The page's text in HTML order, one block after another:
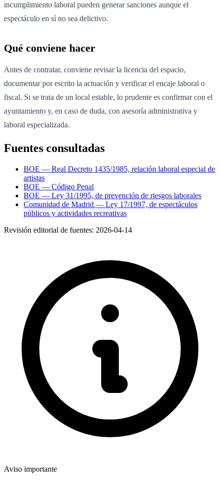
incumplimiento laboral pueden generar sanciones aunque el
espectáculo en sí no sea delictivo.
Qué conviene hacer
Antes de contratar, conviene revisar la licencia del espacio,
documentar por escrito la actuación y verificar el encaje laboral o
fiscal. Si se trata de un local estable, lo prudente es confirmar con el
ayuntamiento y, en caso de duda, con asesoría administrativa y
laboral especializada.
Fuentes consultadas
BOE — Real Decreto 1435/1985, relación laboral especial de
artistas
BOE — Código Penal
BOE — Ley 31/1995, de prevención de riesgos laborales
Comunidad de Madrid — Ley 17/1997, de espectáculos
públicos y actividades recreativas
Revisión editorial de fuentes: 2026-04-14
Aviso importante